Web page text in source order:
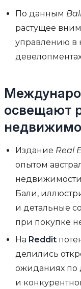
По данным
растущее
управлению в
освещают
Издание Real
опытом
недвижимости
Бали,
и детальные
при покупке
На Reddit
делились
ожиданиях по
и